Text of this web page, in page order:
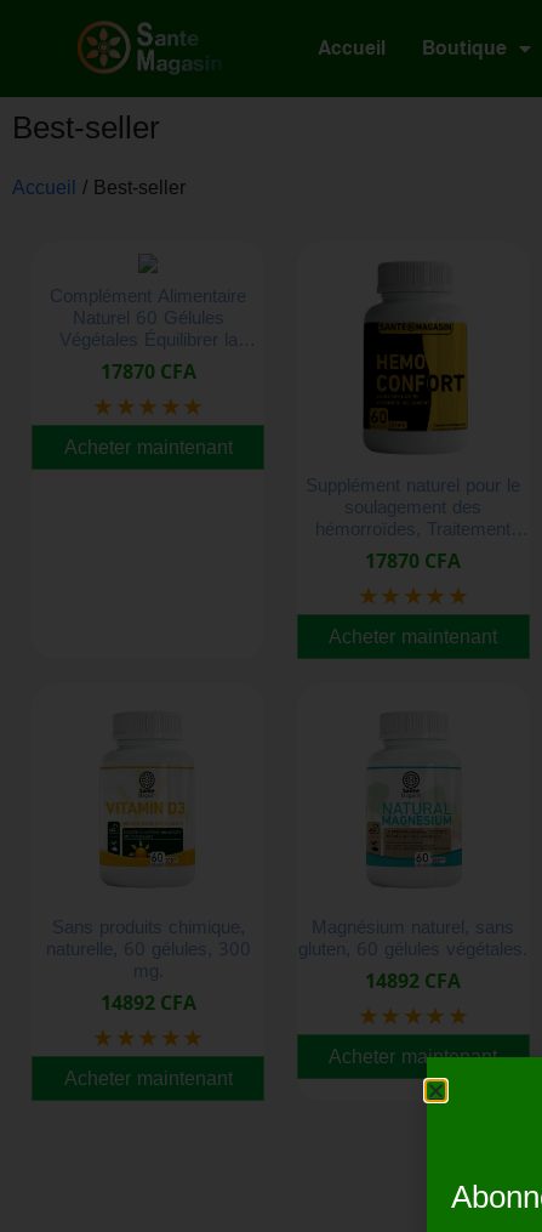
Accueil Boutique
Best-seller
Accueil / Best-seller
Complément Alimentaire
Naturel 60 Gélules
Végétales Équilibrer la
Tension Artérielle
17870 CFA
★★★★★
Acheter maintenant
Supplément naturel pour le
soulagement des
hémorroïdes, Traitement
garanti à la source des
hémorroïdes internes,
Solution ultime pour les
saignements et la douleur
17870 CFA
★★★★★
Acheter maintenant
Sans produits chimique,
naturelle, 60 gélules, 300
mg.
14892 CFA
★★★★★
Acheter maintenant
Magnésium naturel, sans
gluten, 60 gélules végétales.
14892 CFA
★★★★★
Acheter maintenant